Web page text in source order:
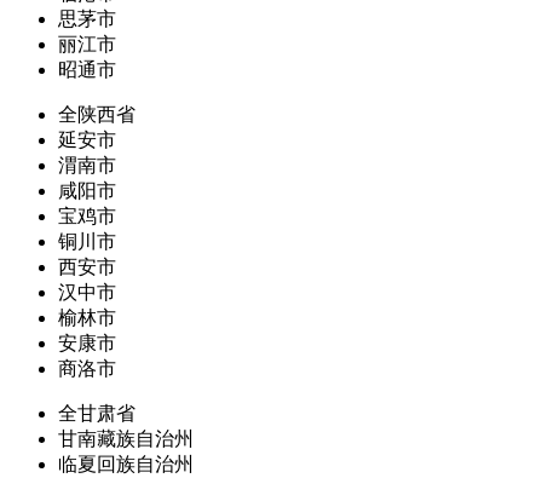
思茅市
丽江市
昭通市
全陕西省
延安市
渭南市
咸阳市
宝鸡市
铜川市
西安市
汉中市
榆林市
安康市
商洛市
全甘肃省
甘南藏族自治州
临夏回族自治州